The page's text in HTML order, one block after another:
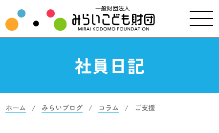
社員日記
ホーム みらいブログ コラム ご支援